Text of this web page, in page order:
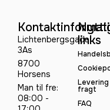
Lichtenbergsgade
3As
8700
Horsens
Man til fre:
08:00 -
links
Levering
fragt
FAQ